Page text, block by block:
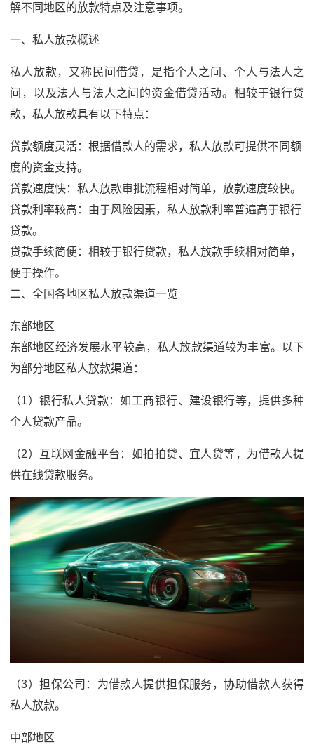
解不同地区的放款特点及注意事项。
一、私人放款概述
私人放款，又称民间借贷，是指个人之间、个人与法人之
间，以及法人与法人之间的资金借贷活动。相较于银行贷
款，私人放款具有以下特点：
贷款额度灵活：根据借款人的需求，私人放款可提供不同额
度的资金支持。
贷款速度快：私人放款审批流程相对简单，放款速度较快。
贷款利率较高：由于风险因素，私人放款利率普遍高于银行
贷款。
贷款手续简便：相较于银行贷款，私人放款手续相对简单，
便于操作。
二、全国各地区私人放款渠道一览
东部地区
东部地区经济发展水平较高，私人放款渠道较为丰富。以下
为部分地区私人放款渠道：
（1）银行私人贷款：如工商银行、建设银行等，提供多种
个人贷款产品。
（2）互联网金融平台：如拍拍贷、宜人贷等，为借款人提
供在线贷款服务。
（3）担保公司：为借款人提供担保服务，协助借款人获得
私人放款。
中部地区